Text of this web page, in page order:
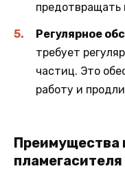
предотвращать
Регулярное
требует
частиц. Это
работу и
Преимущества